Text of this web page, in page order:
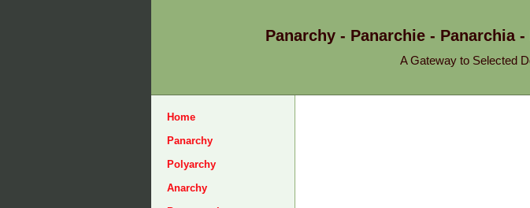
Panarchy - Panarchie - Panarchia
A Gateway to Selected
Home
Panarchy
Polyarchy
Anarchy